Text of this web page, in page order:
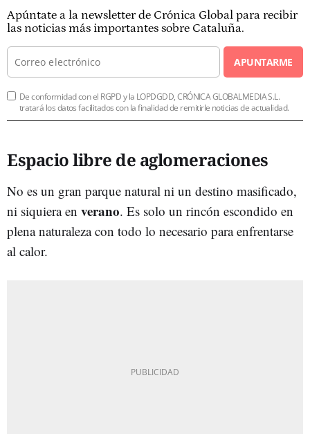
Apúntate a la newsletter de Crónica Global para recibir
las noticias más importantes sobre Cataluña.
APUNTARME
De conformidad con el RGPD y la LOPDGDD, CRÓNICA GLOBALMEDIA S.L.
tratará los datos facilitados con la finalidad de remitirle noticias de actualidad.
Espacio libre de aglomeraciones
No es un gran parque natural ni un destino masificado,
ni siquiera en verano. Es solo un rincón escondido en
plena naturaleza con todo lo necesario para enfrentarse
al calor.